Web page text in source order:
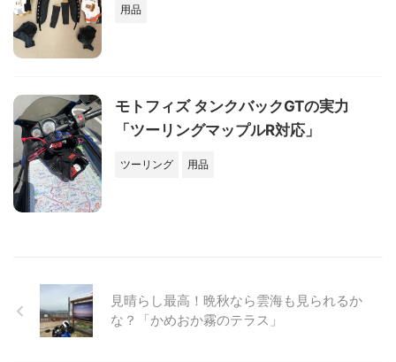
用品
モトフィズ タンクバックGTの実力
「ツーリングマップルR対応」
ツーリング 用品
見晴らし最高！晩秋なら雲海も見られるか
な？「かめおか霧のテラス」